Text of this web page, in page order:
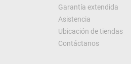
Garantía extendida
Asistencia
Ubicación de tiendas
Contáctanos